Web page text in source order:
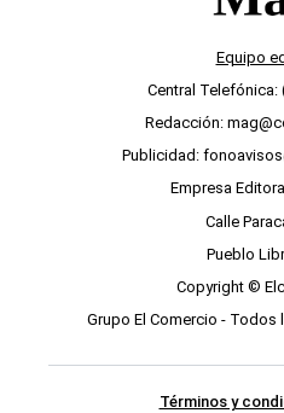
Equipo
Central Telefónica:
Redacción:
Publicidad:
Empresa
Calle
Pueblo
Copyright ©
Grupo El Comercio -
Términos y